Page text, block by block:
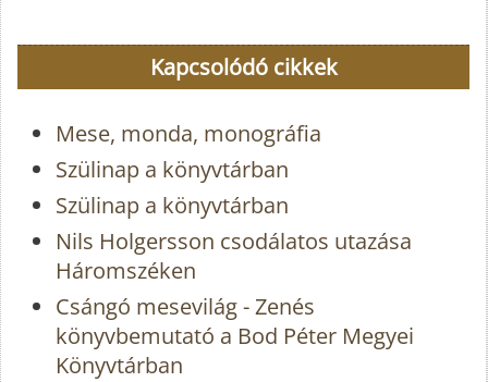
Kapcsolódó cikkek
Mese, monda, monográfia
Szülinap a könyvtárban
Szülinap a könyvtárban
Nils Holgersson csodálatos utazása
Háromszéken
Csángó mesevilág - Zenés
könyvbemutató a Bod Péter Megyei
Könyvtárban